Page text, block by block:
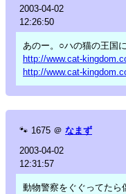
2003-04-02
12:26:50
あのー。○ハの猫の王国
http://www.cat-
http://www.cat-
🐾 1675 ＠ なまず
2003-04-02
12:31:57
動物警察をぐぐってたら